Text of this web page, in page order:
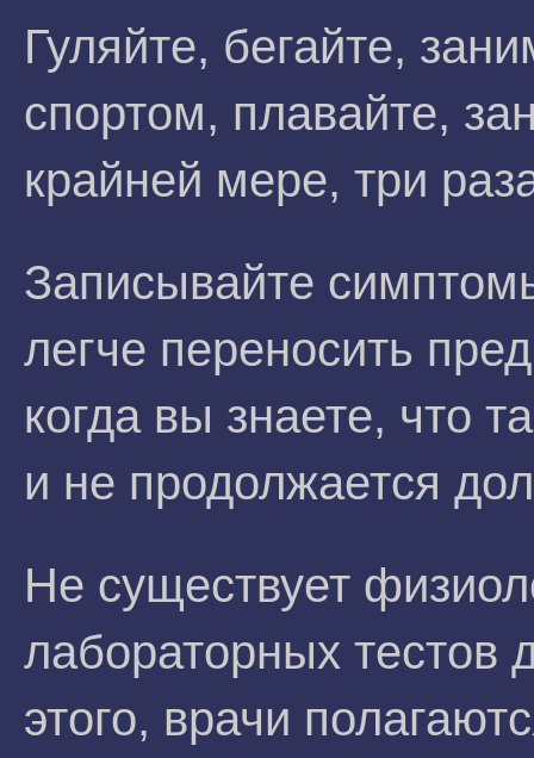
Гуляйте, бегайте,
спортом, плавайте,
крайней мере, три
Записывайте
легче переносить
когда вы знаете, что
и не продолжается
Не существует
лабораторных
этого, врачи